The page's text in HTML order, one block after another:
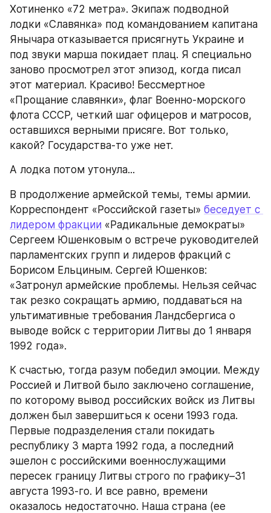
Хотиненко «72 метра». Экипаж подводной
лодки «Славянка» под командованием капитана
Янычара отказывается присягнуть Украине и
под звуки марша покидает плац. Я специально
заново просмотрел этот эпизод, когда писал
этот материал. Красиво! Бессмертное
«Прощание славянки», флаг Военно-морского
флота СССР, четкий шаг офицеров и матросов,
оставшихся верными присяге. Вот только,
какой? Государства-то уже нет.
А лодка потом утонула...
В продолжение армейской темы, темы армии.
Корреспондент «Российской газеты» беседует с
лидером фракции «Радикальные демократы»
Сергеем Юшенковым о встрече руководителей
парламентских групп и лидеров фракций с
Борисом Ельциным. Сергей Юшенков:
«Затронул армейские проблемы. Нельзя сейчас
так резко сокращать армию, поддаваться на
ультимативные требования Ландсбергиса о
выводе войск с территории Литвы до 1 января
1992 года».
К счастью, тогда разум победил эмоции. Между
Россией и Литвой было заключено соглашение,
по которому вывод российских войск из Литвы
должен был завершиться к осени 1993 года.
Первые подразделения стали покидать
республику 3 марта 1992 года, а последний
эшелон с российскими военнослужащими
пересек границу Литвы строго по графику–31
августа 1993-го. И все равно, времени
оказалось недостаточно. Наша страна (ее